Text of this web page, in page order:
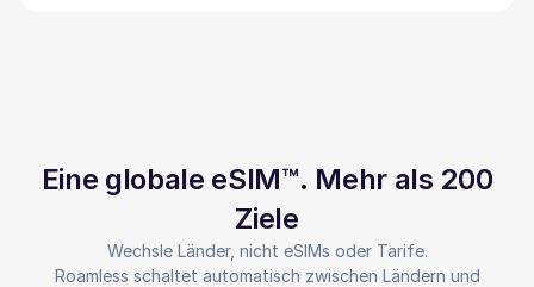
Eine globale eSIM™. Mehr als 200
Ziele
Wechsle Länder, nicht eSIMs oder Tarife.
Roamless schaltet automatisch zwischen Ländern und